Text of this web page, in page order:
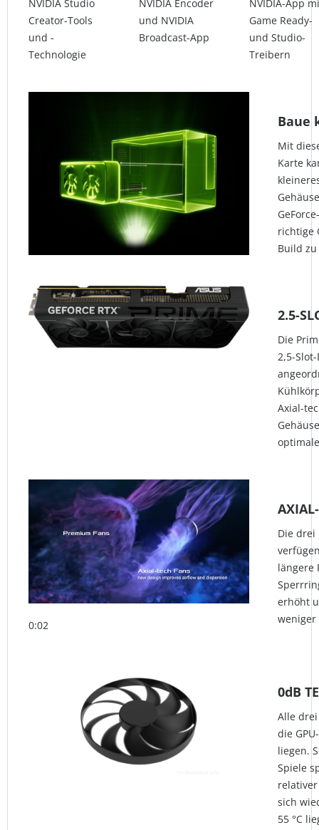
NVIDIA Studio
Creator-Tools
und -
Technologie
NVIDIA Encoder
und NVIDIA
Broadcast-App
NVIDIA-App
Game Ready-
und Studio-
Treibern
Baue
Mit
Karte
richtige
Build
2.5-
Die
2,5-
Axial-
0:02
Die drei
längere
erhöht
weniger
0dB
Alle
die
liegen.
Spiele
sich
55 °C